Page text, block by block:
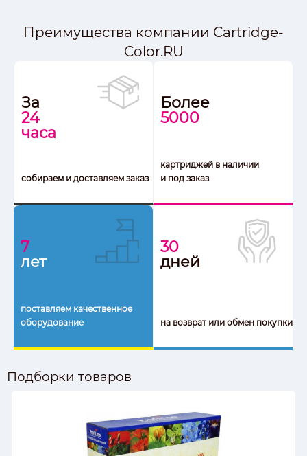
Преимущества компании Cartridge-
Color.RU
За
24
часа
собираем и доставляем заказ
Более
5000
картриджей в наличии
и под заказ
7
лет
поставляем качественное
оборудование
30
дней
на возврат или обмен покупки
Подборки товаров